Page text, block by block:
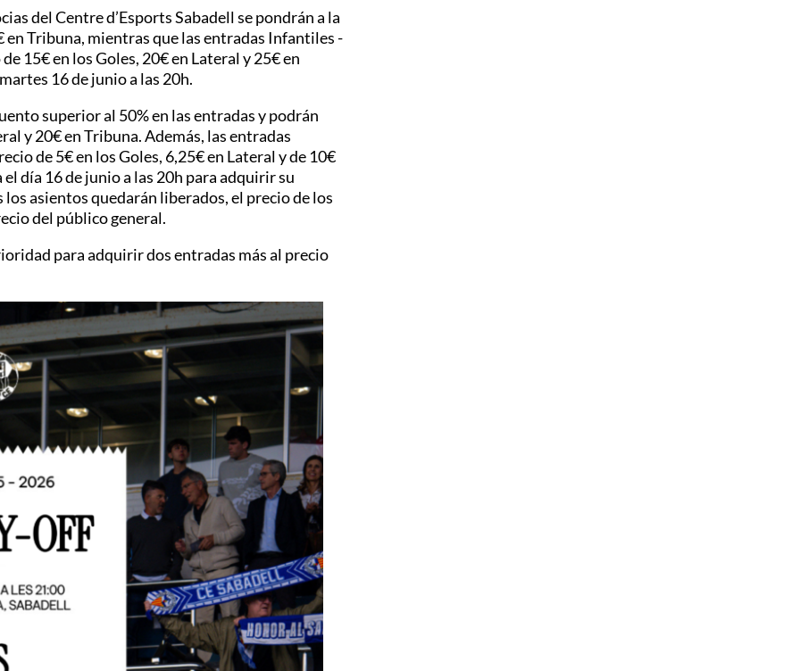
del Centre d’Esports Sabadell se pondrán a la
en Tribuna, mientras que las entradas Infantiles -
15€ en los Goles, 20€ en Lateral y 25€ en
16 de junio a las 20h.
superior al 50% en las entradas y podrán
y 20€ en Tribuna. Además, las entradas
de 5€ en los Goles, 6,25€ en Lateral y de 10€
día 16 de junio a las 20h para adquirir su
asientos quedarán liberados, el precio de los
del público general.
para adquirir dos entradas más al precio